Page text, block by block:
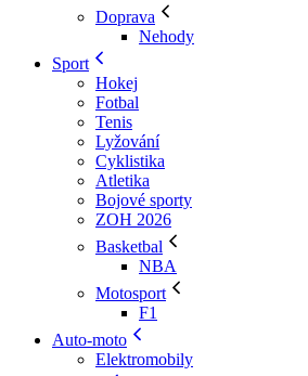
Doprava
Nehody
Sport
Hokej
Fotbal
Tenis
Lyžování
Cyklistika
Atletika
Bojové sporty
ZOH 2026
Basketbal
NBA
Motosport
F1
Auto-moto
Elektromobily